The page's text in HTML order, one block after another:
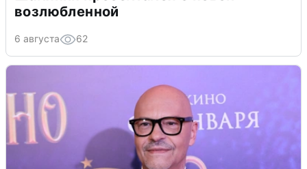
возлюбленной
6 августа 62